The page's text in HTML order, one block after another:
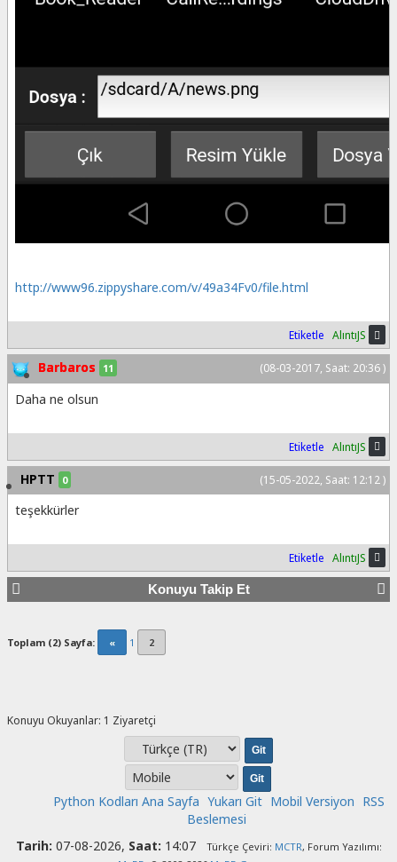
http://www96.zippyshare.com/v/49a34Fv0/file.html
Etiketle AlıntıJS
(08-03-2017, Saat: 20:36 )
Barbaros 11
Daha ne olsun
Etiketle AlıntıJS
(15-05-2022, Saat: 12:12 )
HPTT 0
teşekkürler
Etiketle AlıntıJS
Konuyu Takip Et
Toplam (2) Sayfa: « 1 2
Konuyu Okuyanlar: 1 Ziyaretçi
Python Kodları Ana Sayfa Yukarı Git Mobil Versiyon RSS
Beslemesi
Tarih: 07-08-2026, Saat: 14:07 Türkçe Çeviri: MCTR, Forum Yazılımı: